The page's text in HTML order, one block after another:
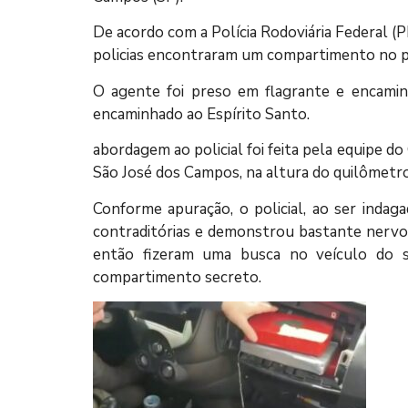
De acordo com a Polícia Rodoviária Federal
policias encontraram um compartimento no
O agente foi preso em flagrante e
encaminhado ao Espírito Santo.
abordagem ao policial foi feita pela equipe
São José dos Campos, na altura do
Conforme apuração, o policial, ao ser
contraditórias e demonstrou bastante
então fizeram uma busca no veículo do
compartimento secreto.